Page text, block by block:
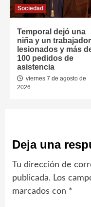
Sociedad
Temporal dejó una
niña y un trabajador
lesionados y más
100 pedidos de
asistencia
viernes 7 de agosto de
2026
Deja una
Tu dirección de
publicada. Los
marcados con *